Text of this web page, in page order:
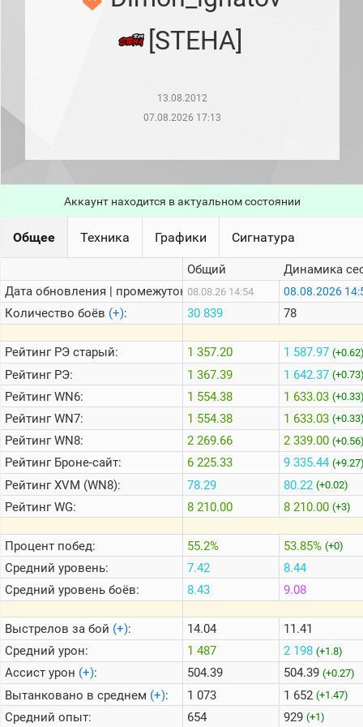
игроков
Статистика
стримеров
Информация
Онлайн
Цветовая
шкала
Теlegram
ВК
Портал
Мира
Танков
[STEHA]
13.08.2012
07.08.2026 17:13
Аккаунт находится в актуальном состоянии
Общее Техника Графики Сигнатура
Дата обновления | промежуток:
Количество боёв (+):
РейтингРЭ старый:
РейтингРЭ:
РейтингWN6:
РейтингWN7:
РейтингWN8:
РейтингБроне-сайт:
РейтингXVM (WN8):
РейтингWG:
Процент побед:
Средний уровень:
Средний уровень боёв:
Выстрелов за бой (+):
Средний урон:
Ассист урон (+):
Вытанковано в среднем (+):
Средний опыт:
Общий
08.08.26 14:54
30 839
1 357.20
1 367.39
1 554.38
1 554.38
2 269.66
6 225.33
78.29
8 210.00
55.2%
7.42
8.43
14.04
1 487
504.39
1 073
654
Динамика
08.08.2026
78
1 587.97
1 642.37
1 633.03
1 633.03
2 339.00
9 335.44
80.22 (+0.02)
8 210.00 (+3)
53.85% (+0)
8.44
9.08
11.41
2 198 (+1.8)
504.39 (+0.27)
1 652 (+1.47)
929 (+1)